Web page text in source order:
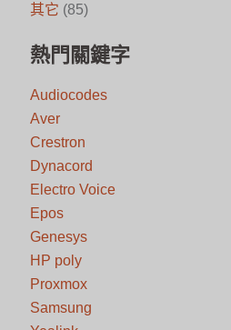
其它 (85)
熱門關鍵字
Audiocodes
Aver
Crestron
Dynacord
Electro Voice
Epos
Genesys
HP poly
Proxmox
Samsung